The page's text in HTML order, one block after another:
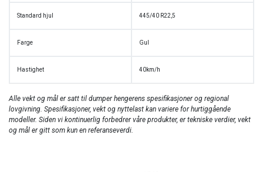
Standard hjul 445/40 R22,5
Farge Gul
Hastighet 40km/h
Alle vekt og mål er satt til dumper hengerens spesifikasjoner og regional
lovgivning. Spesifikasjoner, vekt og nyttelast kan variere for hurtiggående
modeller. Siden vi kontinuerlig forbedrer våre produkter, er tekniske verdier, vekt
og mål er gitt som kun en referanseverdi.